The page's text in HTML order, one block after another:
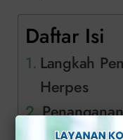
Daftar Isi
Langkah
Herpes
Ahli di